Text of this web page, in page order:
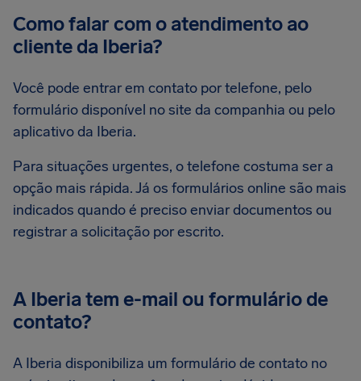
Como falar com o atendimento ao
cliente da Iberia?
Você pode entrar em contato por telefone, pelo
formulário disponível no site da companhia ou pelo
aplicativo da Iberia.
Para situações urgentes, o telefone costuma ser a
opção mais rápida. Já os formulários online são mais
indicados quando é preciso enviar documentos ou
registrar a solicitação por escrito.
A Iberia tem e-mail ou formulário de
contato?
A Iberia disponibiliza um formulário de contato no